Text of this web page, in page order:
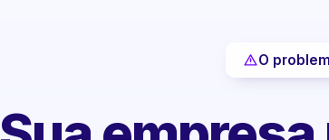
O